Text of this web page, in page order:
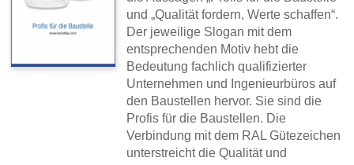
und „Qualität fordern, Werte schaffen“.
Der jeweilige Slogan mit dem
entsprechenden Motiv hebt die
Bedeutung fachlich qualifizierter
Unternehmen und Ingenieurbüros auf
den Baustellen hervor. Sie sind die
Profis für die Baustellen. Die
Verbindung mit dem RAL Gütezeichen
unterstreicht die Qualität und